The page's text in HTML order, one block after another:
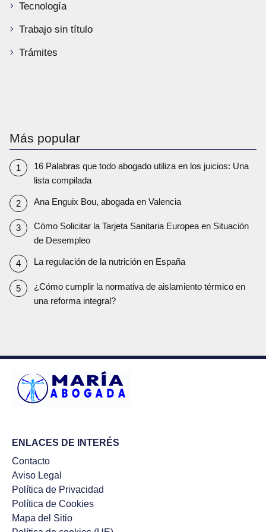
Tecnología
Trabajo sin título
Trámites
Más popular
16 Palabras que todo abogado utiliza en los juicios: Una
lista compilada
Ana Enguix Bou, abogada en Valencia
Cómo Solicitar la Tarjeta Sanitaria Europea en Situación
de Desempleo
La regulación de la nutrición en España
¿Cómo cumplir la normativa de aislamiento térmico en
una reforma integral?
ENLACES DE INTERÉS
Contacto
Aviso Legal
Política de Privacidad
Política de Cookies
Mapa del Sitio